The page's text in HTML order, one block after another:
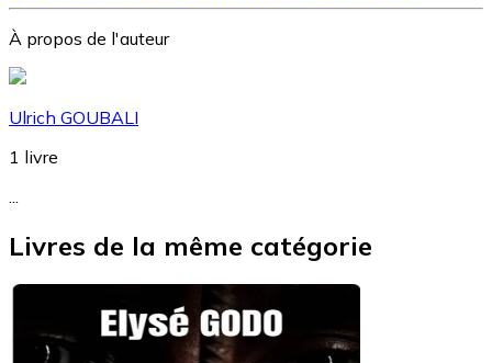
À propos de l'auteur
Ulrich GOUBALI
1 livre
Livres de la même catégorie